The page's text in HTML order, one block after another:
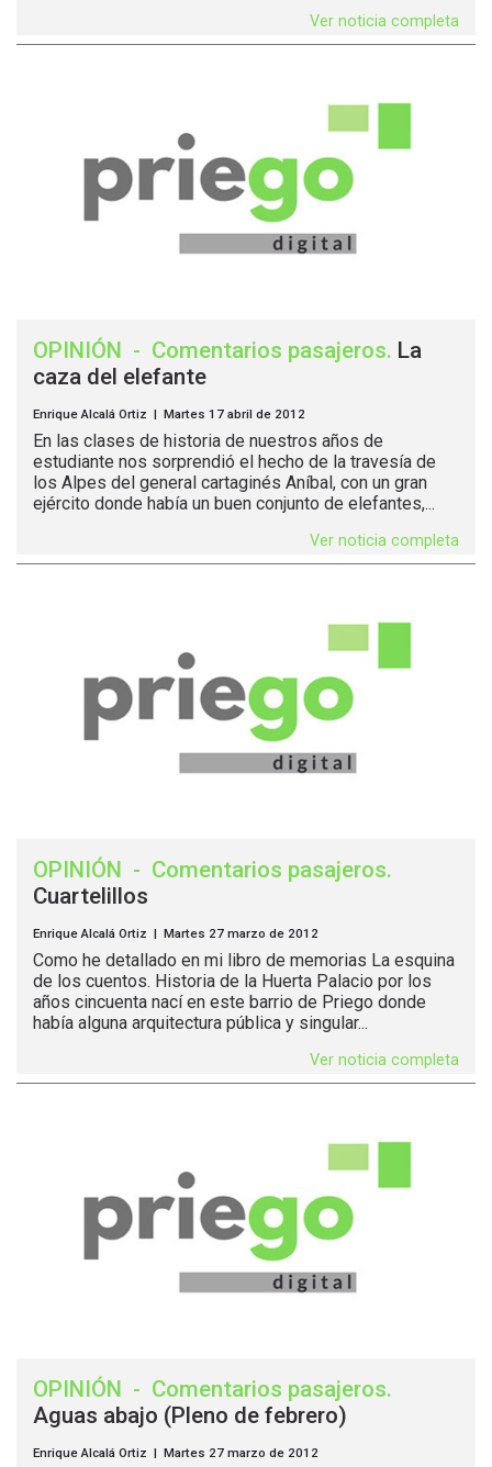
Ver noticia completa
OPINIÓN - Comentarios pasajeros. La
caza del elefante
Enrique Alcalá Ortiz | Martes 17 abril de 2012
En las clases de historia de nuestros años de
estudiante nos sorprendió el hecho de la travesía de
los Alpes del general cartaginés Aníbal, con un gran
ejército donde había un buen conjunto de elefantes,...
Ver noticia completa
OPINIÓN - Comentarios pasajeros.
Cuartelillos
Enrique Alcalá Ortiz | Martes 27 marzo de 2012
Como he detallado en mi libro de memorias La esquina
de los cuentos. Historia de la Huerta Palacio por los
años cincuenta nací en este barrio de Priego donde
había alguna arquitectura pública y singular...
Ver noticia completa
OPINIÓN - Comentarios pasajeros.
Aguas abajo (Pleno de febrero)
Enrique Alcalá Ortiz | Martes 27 marzo de 2012